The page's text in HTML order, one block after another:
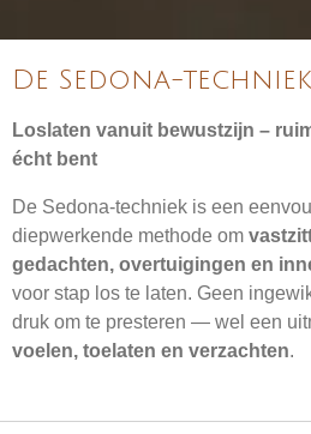
De Sedona-techniek
Loslaten vanuit bewustzijn –
écht bent
De Sedona-techniek is een
diepwerkende methode om
gedachten, overtuigingen en
voor stap los te laten. Geen
druk om te presteren — wel een
voelen, toelaten en verzachten.